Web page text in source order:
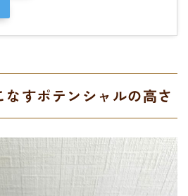
なすポテンシャルの高さ